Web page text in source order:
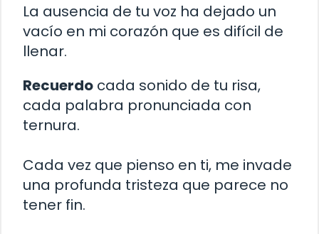
La ausencia de tu voz ha dejado un
vacío en mi corazón que es difícil de
llenar.
Recuerdo cada sonido de tu risa,
cada palabra pronunciada con
ternura.
Cada vez que pienso en ti, me invade
una profunda tristeza que parece no
tener fin.